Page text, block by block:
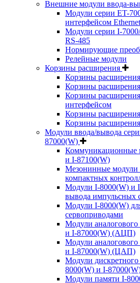
Внешние модули ввода-
Модули серии ET-
интерфейсом Ethernet
Модули серии I-
RS-485
Нормирующие
Релейные модули
Корзины расширения
Корзины
Корзины
Корзины
интерфейсом
Корзины
Корзины
Модули ввода/вывода
87000(W)
Коммуникационные
и I-87100(W)
Мезонинные модули
компактных
Модули I-8000(W) и
вывода импульсных
Модули I-8000(W)
сервоприводами
Модули
и I-87000(W) (АЦП)
Модули
и I-87000(W) (ЦАП)
Модули
8000(W) и I-
Модули памяти I-